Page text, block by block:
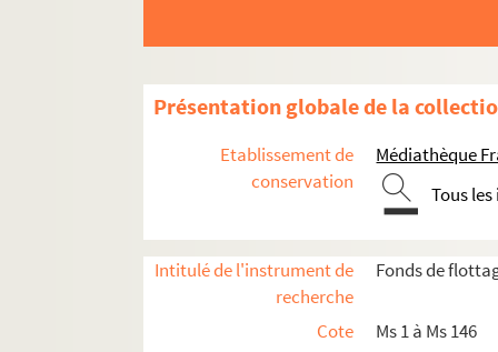
Présentation globale de la
Etablissement de
conservation
Médiathèque
Tous
Intitulé de l'instrument de
recherche
Fonds de
Cote
Ms 1 à Ms 146
Exercices de 1857-1858
Exercices de 1859-1860
Exercices de 1862-1863
Exercices de 1863-1864
Exercices de 1867-1868